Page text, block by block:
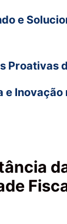
e
Proativas
e Inovação